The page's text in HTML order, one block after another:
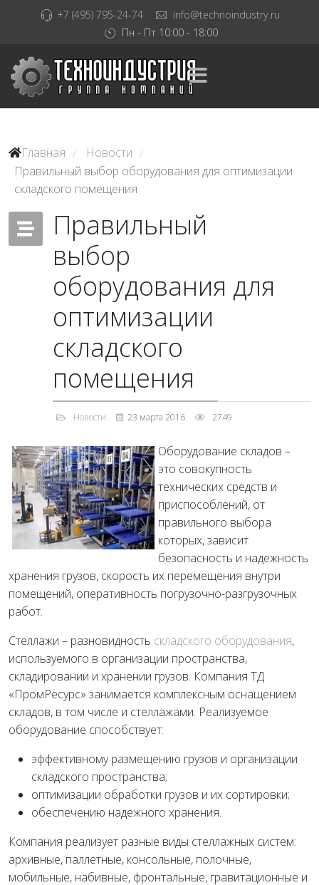
+7 (495) 795-24-74
info@technoindustry.ru
Пн - Пт 10:00 - 18:00
Главная / Новости /
Правильный выбор оборудования для оптимизации
складского помещения
Правильный
выбор
оборудования для
оптимизации
складского
помещения
Новости 23 марта 2016 2749
Оборудование складов –
это совокупность
технических средств и
приспособлений, от
правильного выбора
которых, зависит
безопасность и надежность
хранения грузов, скорость их перемещения внутри
помещений, оперативность погрузочно-разгрузочных
работ.
Стеллажи – разновидность складского оборудования,
используемого в организации пространства,
складировании и хранении грузов. Компания ТД
«ПромРесурс» занимается комплексным оснащением
складов, в том числе и стеллажами. Реализуемое
оборудование способствует:
эффективному размещению грузов и организации
складского пространства;
оптимизации обработки грузов и их сортировки;
обеспечению надежного хранения.
Компания реализует разные виды стеллажных систем:
архивные, паллетные, консольные, полочные,
мобильные, набивные, фронтальные, гравитационные и